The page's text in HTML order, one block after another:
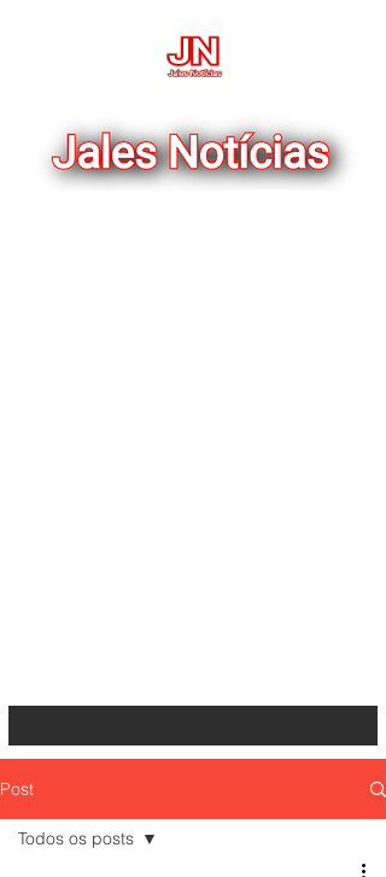
Post
Todos os posts